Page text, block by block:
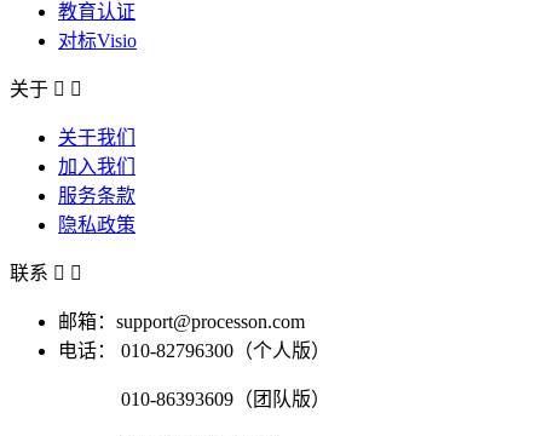
教育认证
对标Visio
关于  
关于我们
加入我们
服务条款
隐私政策
联系  
邮箱：support@processon.com
电话：
010-82796300（个人版）
010-86393609（团队版）